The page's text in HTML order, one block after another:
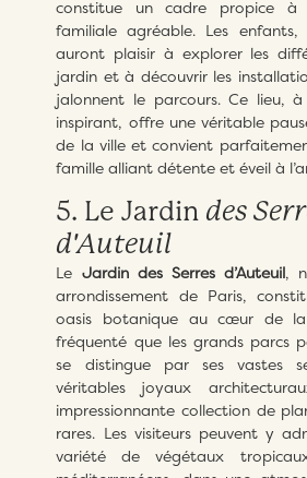
constitue un cadre propice à
familiale agréable. Les enfants,
auront plaisir à explorer les
jardin et à découvrir les
jalonnent le parcours. Ce lieu,
inspirant, offre une véritable
de la ville et convient
famille alliant détente et éveil à
5. Le Jardin des
d'Auteuil
Le Jardin des Serres d’Auteuil,
arrondissement de Paris,
oasis botanique au cœur de
fréquenté que les grands parcs
se distingue par ses vastes
véritables joyaux
impressionnante collection de
rares. Les visiteurs peuvent y
variété de végétaux